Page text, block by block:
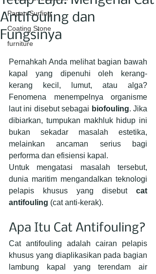
Papan Surfing
Coating Stone
furniture
Antifouling dan
Fungsinya
Pernahkah Anda melihat bagian bawah
kapal yang dipenuhi oleh kerang-
kerang kecil, lumut, atau alga?
Fenomena menempelnya organisme
laut ini disebut sebagai biofouling. Jika
dibiarkan, tumpukan makhluk hidup ini
bukan sekadar masalah estetika,
melainkan ancaman serius bagi
performa dan efisiensi kapal.
Untuk mengatasi masalah tersebut,
dunia maritim mengandalkan teknologi
pelapis khusus yang disebut cat
antifouling (cat anti-kerak).
Apa Itu Cat Antifouling?
Cat antifouling adalah cairan pelapis
khusus yang diaplikasikan pada bagian
lambung kapal yang terendam air